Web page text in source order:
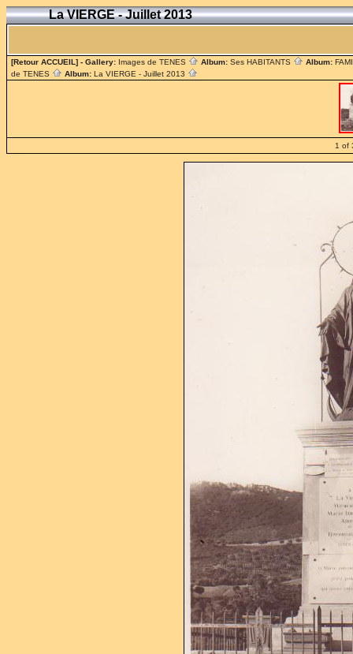
La VIERGE - Juillet 2013
[Retour ACCUEIL] - Gallery: Images de TENES Album: Ses HABITANTS Album:
de TENES
Album: La VIERGE - Juillet 2013
1 of